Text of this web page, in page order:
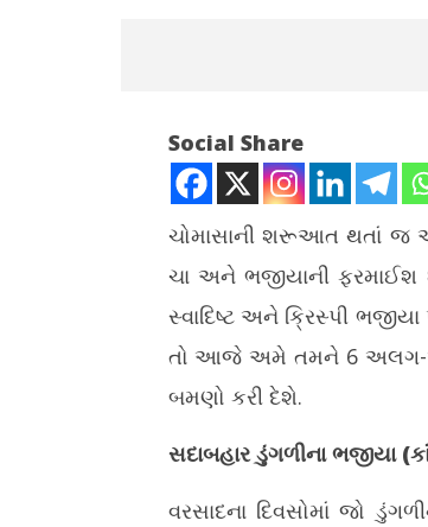
NOW VIEWING
વરસાદની મોસમમાં બનાવો આ 6 પ્રકારના
ગરમાગરમ ભજીયા, ચોમાસાની મજા થઈ
જશે બમણી
11,
Social Share
ચોમાસાની શરૂઆત થતાં જ
ચા અને ભજીયાની
સ્વાદિષ્ટ અને ક્રિસ્પી
તો આજે અમે તમને 6 અલગ-
બમણો કરી દેશે.
સદાબહાર ડુંગળીના ભજીયા
વરસાદના દિવસોમાં જો